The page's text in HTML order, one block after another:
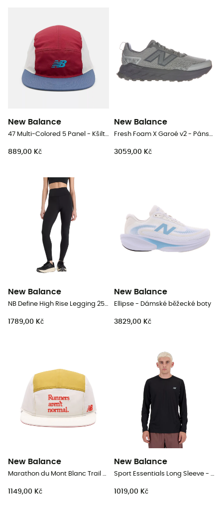
New Balance
47 Multi-Colored 5 Panel - Kšiltovka
889,00 Kč
New Balance
Fresh Foam X Garoé v2 - Pánské trailové běžecké boty
3059,00 Kč
New Balance
NB Define High Rise Legging 25" - Dámské běžecké legíny
1789,00 Kč
New Balance
Ellipse - Dámské běžecké boty
3829,00 Kč
New Balance
Marathon du Mont Blanc Trail Cap - Kšiltovka
1149,00 Kč
New Balance
Sport Essentials Long Sleeve - Pánské triko
1019,00 Kč